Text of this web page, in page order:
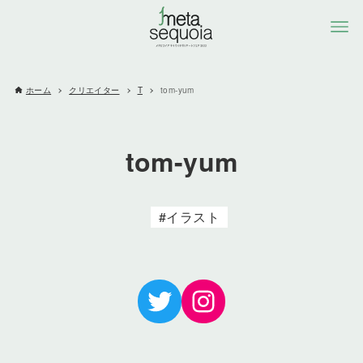
ホーム クリエイター T tom-yum
tom-yum
イラスト
TwitterInstagram